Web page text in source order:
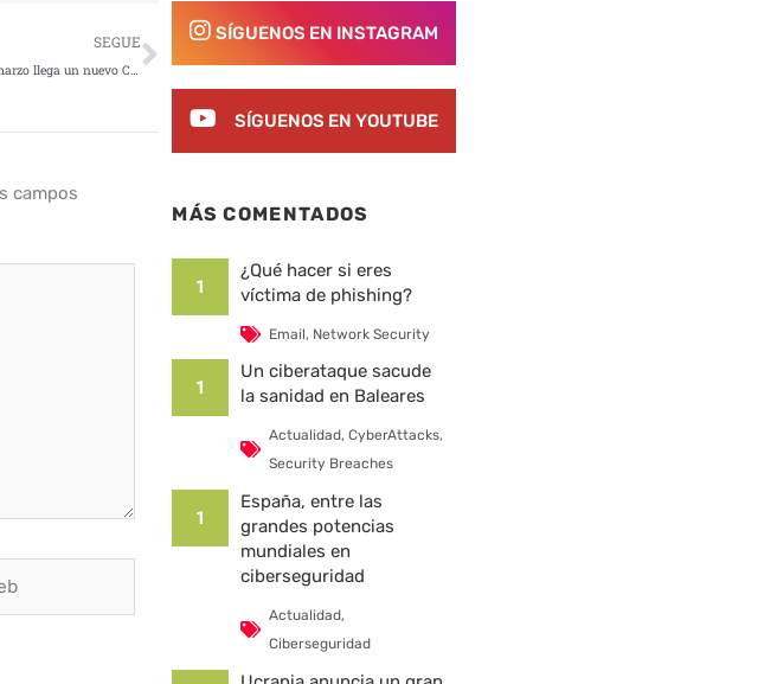
SEGUE
El próximo miércoles 15 de marzo llega un nuevo CyberBrunch con contenidos y networking de alto nivel
Siguiente
campos
SÍGUENOS EN INSTAGRAM
SÍGUENOS EN YOUTUBE
MÁS COMENTADOS
1
¿Qué hacer si eres
víctima de phishing?
Email, Network Security
1
Un ciberataque sacude
la sanidad en Baleares
Actualidad, CyberAttacks,
Security Breaches
1
España, entre las
grandes potencias
mundiales en
ciberseguridad
Actualidad,
Ciberseguridad